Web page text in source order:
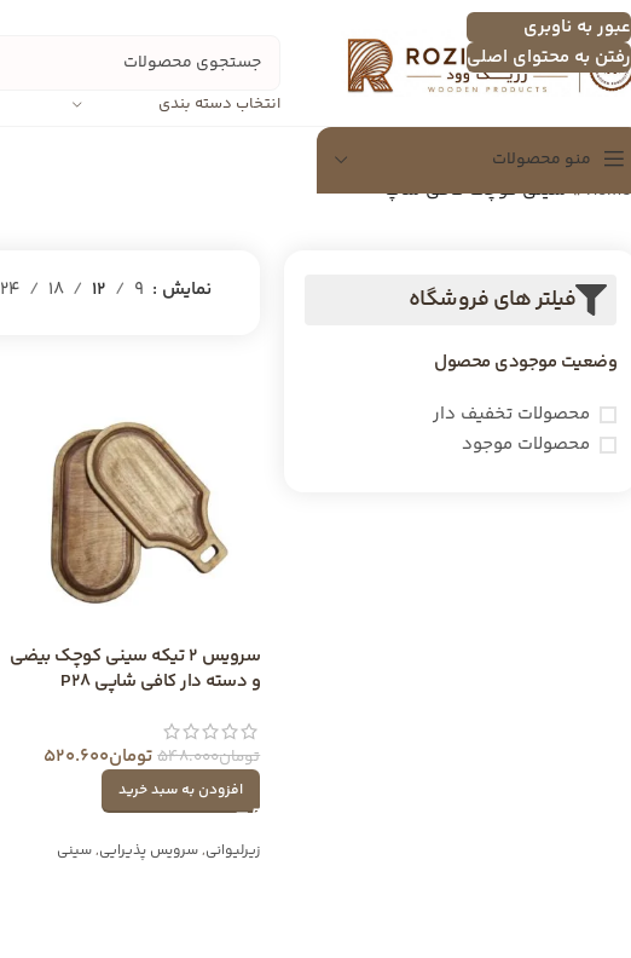
عبور به ناوبری
رفتن به محتوای اصلی
انتخاب دسته بندی
منو محصولات
سینی چندنفره
تخته سرور
شکلات خوری
دسرخوری و عسل خوری
Home
»سینی کوچک کافی شاپ
فیلتر های فروشگاه
وضعیت موجودی محصول
محصولات تخفیف دار
محصولات موجود
نمایش 9
12
18
24
سرویس 2 تیکه سینی کوچک بیضی
و دسته دار کافی شاپی P28
تومان548.000 تومان520.600
افزودن به سبد خرید
زیرلیوانی,سرویس پذیرایی,سینی